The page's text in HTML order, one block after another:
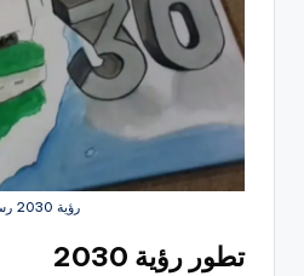
رؤية 2030 رسم
تطور رؤية 2030